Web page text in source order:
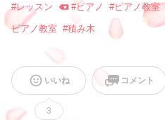
#レッスン #ピアノ #ピアノ教室
ピアノ教室 #積み木
いいね
3
コメント